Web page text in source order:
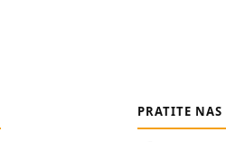
PRATITE NAS